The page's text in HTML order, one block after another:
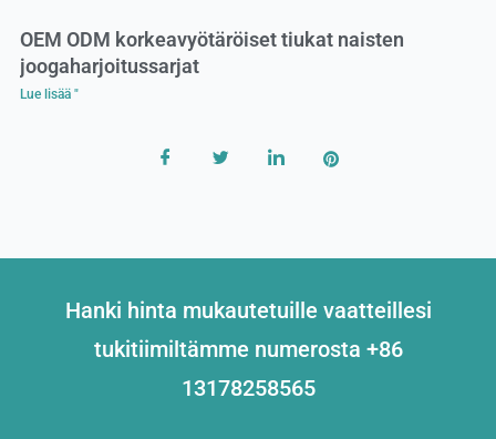
OEM ODM korkeavyötäröiset tiukat naisten
joogaharjoitussarjat
Lue lisää "
Hanki hinta mukautetuille vaatteillesi
tukitiimiltämme numerosta +86
13178258565